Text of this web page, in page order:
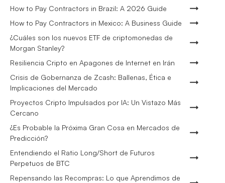
How to Pay Contractors in Brazil: A 2026 Guide
How to Pay Contractors in Mexico: A Business Guide
¿Cuáles son los nuevos ETF de criptomonedas de
Morgan Stanley?
Resiliencia Cripto en Apagones de Internet en Irán
Crisis de Gobernanza de Zcash: Ballenas, Ética e
Implicaciones del Mercado
Proyectos Cripto Impulsados por IA: Un Vistazo Más
Cercano
¿Es Probable la Próxima Gran Cosa en Mercados de
Predicción?
Entendiendo el Ratio Long/Short de Futuros
Perpetuos de BTC
Repensando las Recompras: Lo que Aprendimos de